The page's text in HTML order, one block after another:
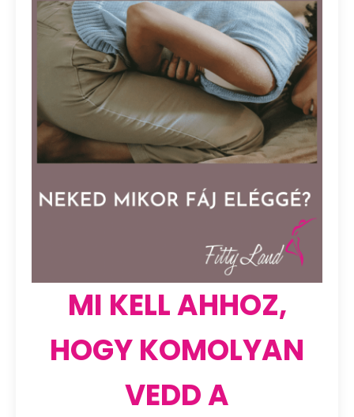
MI KELL AHHOZ,
HOGY KOMOLYAN
VEDD A